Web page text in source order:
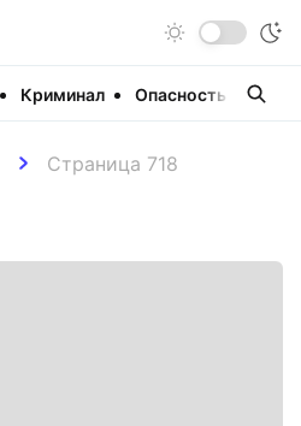
Криминал Опасность
Страница 718